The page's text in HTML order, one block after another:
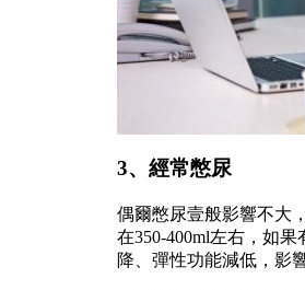
3、經常憋尿
偶爾憋尿壹般影響不大
在350-400ml左右，如
降、彈性功能減低，影